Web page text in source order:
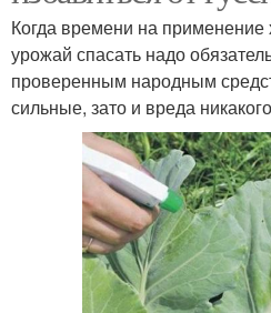
Когда времени на
урожай спасать надо
проверенным народным
сильные, зато и вреда